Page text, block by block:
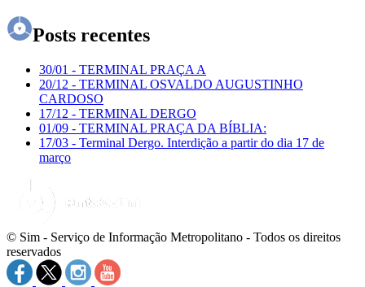
Posts recentes
30/01 - TERMINAL PRAÇA A
20/12 - TERMINAL OSVALDO AUGUSTINHO
CARDOSO
17/12 - TERMINAL DERGO
01/09 - TERMINAL PRAÇA DA BÍBLIA:
17/03 - Terminal Dergo. Interdição a partir do dia 17 de
março
© Sim - Serviço de Informação Metropolitano - Todos os direitos
reservados